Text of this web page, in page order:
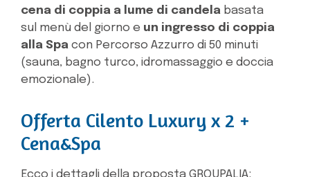
cena di coppia a lume di candela basata
sul menù del giorno e un ingresso di coppia
alla Spa con Percorso Azzurro di 50 minuti
(sauna, bagno turco, idromassaggio e doccia
emozionale).
Offerta Cilento Luxury x 2 +
Cena&Spa
Ecco i dettagli della proposta GROUPALIA: